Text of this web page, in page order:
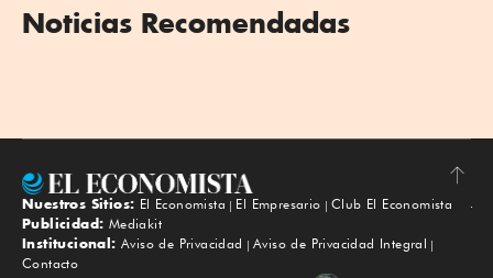
Noticias Recomendadas
Subir
Nuestros Sitios: El Economista El Empresario
Club El Economista
Publicidad: Mediakit
Institucional: Aviso de Privacidad
Aviso de Privacidad Integral
Contacto